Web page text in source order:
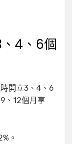
4、6個
開立3、4、6
、12個月享
。